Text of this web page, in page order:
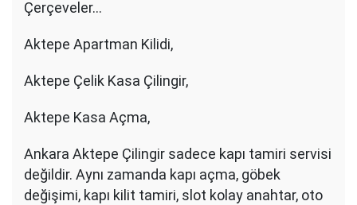
Çerçeveler…
Aktepe Apartman Kilidi,
Aktepe Çelik Kasa Çilingir,
Aktepe Kasa Açma,
Ankara Aktepe Çilingir sadece kapı tamiri servisi
değildir. Aynı zamanda kapı açma, göbek
değişimi, kapı kilit tamiri, slot kolay anahtar, oto